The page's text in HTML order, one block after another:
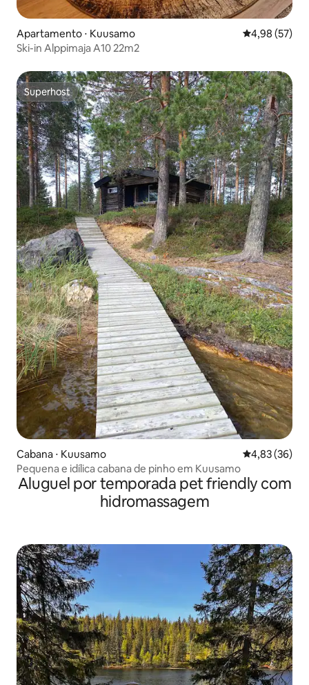
Apartamento ⋅ Kuusamo 4,98 de uma
4,98 (57)
Ski-in Alppimaja A10 22m2
Superhost
Superhost
Cabana ⋅ Kuusamo 4,83 de uma
4,83 (36)
Pequena e idílica cabana de pinho em Kuusamo
Aluguel por temporada pet friendly com
hidromassagem